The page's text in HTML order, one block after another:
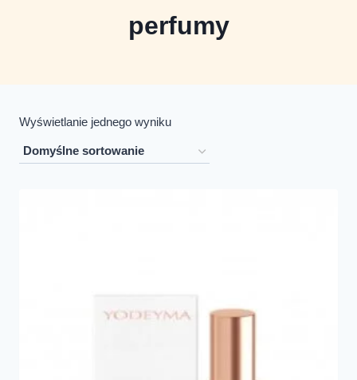
perfumy
Wyświetlanie jednego wyniku